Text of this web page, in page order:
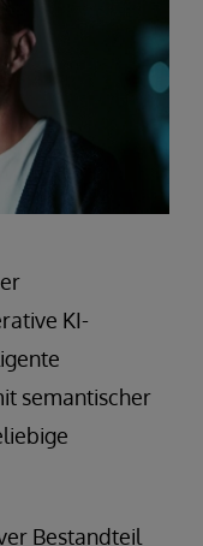
KI-
semantischer
Bestandteil